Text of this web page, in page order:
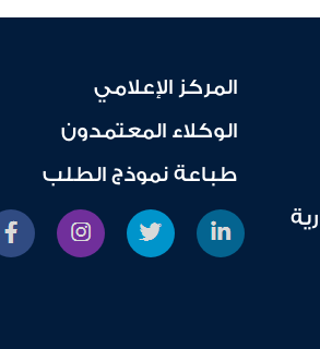
المركز الإعلامي
الوكلاء المعتمدون
طباعة نموذج الطلب